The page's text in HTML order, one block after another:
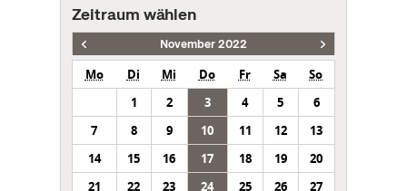
Zeitraum wählen
November 2022
Mo Di Mi Do Fr Sa
So
1
2 3 4 5
6
7
8 9 10 11 12
13
14
15 16 17 18 19
20
21
22 23 24 25 26
27